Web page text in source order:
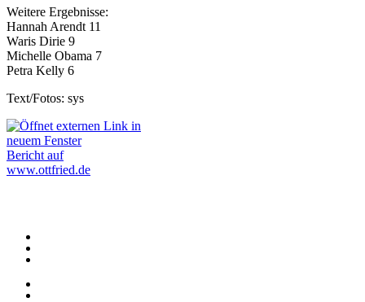
Weitere Ergebnisse:
Hannah Arendt 11
Waris Dirie 9
Michelle Obama 7
Petra Kelly 6
Text/Fotos: sys
Bericht auf
www.ottfried.de